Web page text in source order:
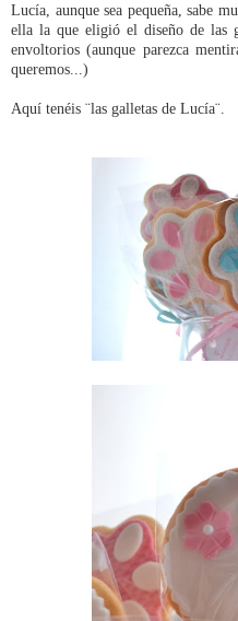
Lucía, aunque sea pequeña, sabe
ella la que eligió el diseño de las
envoltorios (aunque parezca
queremos...)
Aquí tenéis ¨las galletas de Lucía¨.